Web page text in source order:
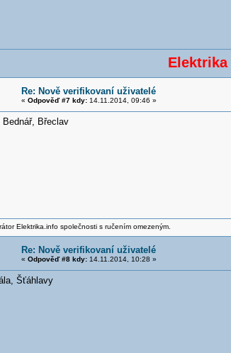
Elektrika
Re: Nově verifikovaní uživatelé
« Odpověď #7 kdy:14.11.2014, 09:46 »
Bednář, Břeclav
Elektrika.info společnosti s ručením omezeným.
Re: Nově verifikovaní uživatelé
« Odpověď #8 kdy:14.11.2014, 10:28 »
Šťáhlavy